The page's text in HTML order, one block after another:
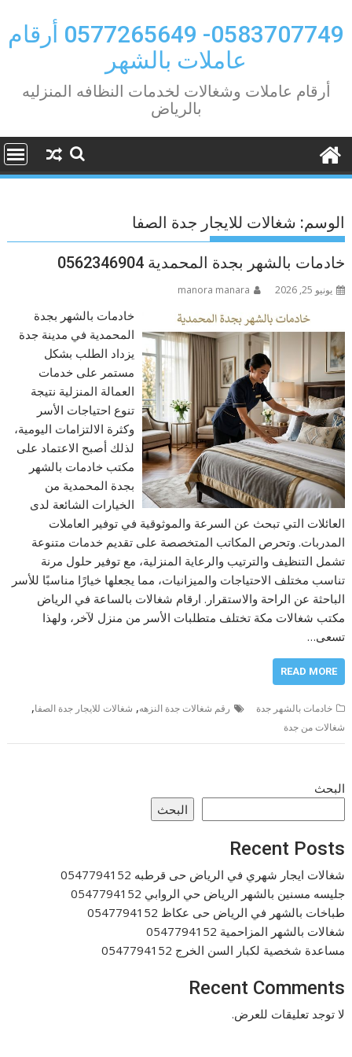
to
content
0583707749- 0577265649 أرقام
عاملات بالشهر
أرقام عاملات وشغالات لخدمات النظافه المنزليه
بالرياض
الوسم: شغالات للايجار جدة الصفا
خادمات بالشهر بجدة المحمدية 0562346904
يونيو 25, 2026 manora manara
خادمات بالشهر بجدة
المحمدية في مدينة جدة
يزداد الطلب بشكل
مستمر على خدمات
العمالة المنزلية نتيجة
تنوع احتياجات الأسر
وكثرة الالتزامات اليومية،
لذلك أصبح الاعتماد على
مكتب خادمات بالشهر
بجدة المحمدية من
الخيارات الشائعة لدى
العائلات التي تبحث عن السرعة والموثوقية في توفير العاملات
المدربات. وتحرص المكاتب المتخصصة على تقديم خدمات متنوعة
تشمل التنظيف والترتيب والرعاية المنزلية، مع توفير حلول مرنة
تناسب مختلف الاحتياجات والميزانيات، مما يجعلها خيارًا مناسبًا للأسر
الباحثة عن الراحة والاستقرار. ارقام شغالات بالساعة في الرياض
مكتب شغالات مكة تختلف متطلبات الأسر من منزل لآخر، ولهذا
تسعى…
READ MORE
خادمات بالشهر جدة رقم شغالات جدة النزهه, شغالات للايجار جدة الصفا,
شغالات من جدة
البحث
البحث
Recent Posts
شغالات ايجار شهري في الرياض حى قرطبه 0547794152
جليسه مسنين بالشهر الرياض حي الروابي 0547794152
طباخات بالشهر في الرياض حى عكاظ 0547794152
شغالات بالشهر المزاحمية 0547794152
مساعدة شخصية لكبار السن الخرج 0547794152
Recent Comments
لا توجد تعليقات للعرض.